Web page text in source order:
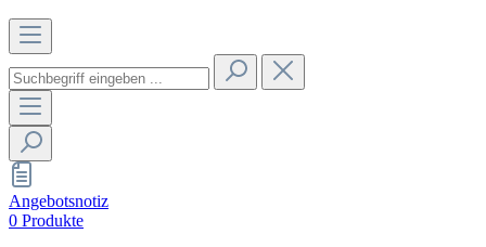
Angebotsnotiz
0 Produkte